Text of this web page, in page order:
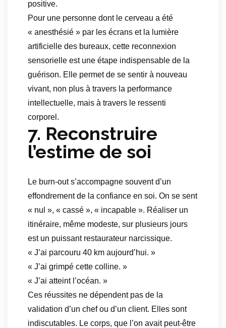
positive.
Pour une personne dont le cerveau a été
« anesthésié » par les écrans et la lumière
artificielle des bureaux, cette reconnexion
sensorielle est une étape indispensable de la
guérison. Elle permet de se sentir à nouveau
vivant, non plus à travers la performance
intellectuelle, mais à travers le ressenti
corporel.
7. Reconstruire
l’estime de soi
Le burn-out s’accompagne souvent d’un
effondrement de la confiance en soi. On se sent
« nul », « cassé », « incapable ». Réaliser un
itinéraire, même modeste, sur plusieurs jours
est un puissant restaurateur narcissique.
« J’ai parcouru 40 km aujourd’hui. »
« J’ai grimpé cette colline. »
« J’ai atteint l’océan. »
Ces réussites ne dépendent pas de la
validation d’un chef ou d’un client. Elles sont
indiscutables. Le corps, que l’on avait peut-être